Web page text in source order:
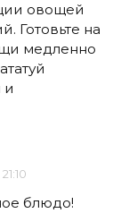
овощей
Готовьте на
медленно
и
блюдо!